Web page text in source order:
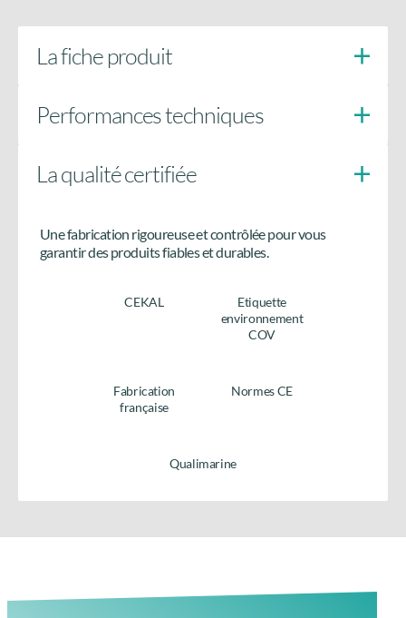
La fiche produit
Besoin de plus d’informations
sur le produit ?
Accédez à tous les détails en téléchargeant la fiche
Performances techniques
Doigts anti-soulèvement
La qualité certifiée
Une fabrication rigoureuse et contrôlée pour vous
garantir des produits fiables et durables.
CEKAL
Etiquette
environnement
COV
Fabrication
française
Normes CE
Qualimarine